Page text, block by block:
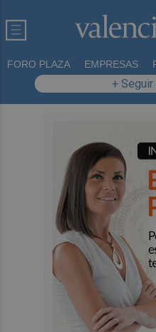
FORO PLAZA EMPRESAS
+ Seguir